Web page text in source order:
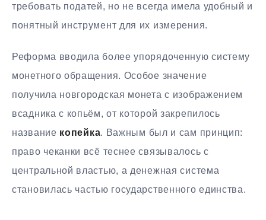
требовать податей, но не всегда имела удобный и
понятный инструмент для их измерения.
Реформа вводила более упорядоченную систему
монетного обращения. Особое значение
получила новгородская монета с изображением
всадника с копьём, от которой закрепилось
название копейка. Важным был и сам принцип:
право чеканки всё теснее связывалось с
центральной властью, а денежная система
становилась частью государственного единства.